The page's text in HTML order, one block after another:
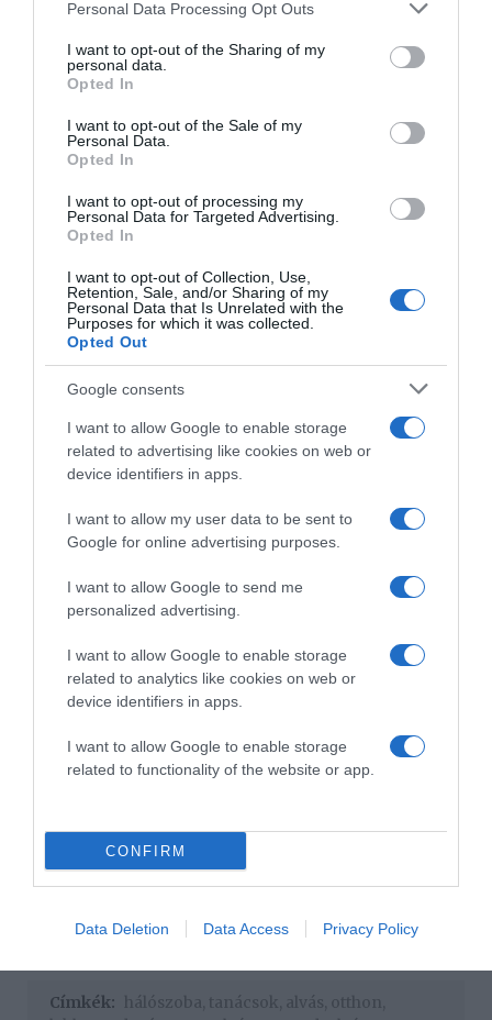
not limited to your visit or usage behaviour. You may click to
grant or deny consent to Google and its third-party tags to
use your data for below specified purposes in below Google
consent section.
Personal Data Processing Opt Outs
I want to opt-out of the Sharing of my
personal data.
Opted In
I want to opt-out of the Sale of my
Personal Data.
Opted In
I want to opt-out of processing my
Personal Data for Targeted Advertising.
Opted In
I want to opt-out of Collection, Use,
Retention, Sale, and/or Sharing of my
Personal Data that Is Unrelated with the
Purposes for which it was collected.
Opted Out
Google consents
I want to allow Google to enable storage
related to advertising like cookies on web or
device identifiers in apps.
I want to allow my user data to be sent to
Google for online advertising purposes.
I want to allow Google to send me
personalized advertising.
I want to allow Google to enable storage
related to analytics like cookies on web or
device identifiers in apps.
I want to allow Google to enable storage
related to functionality of the website or app.
CONFIRM
Data Deletion Data Access Privacy Policy
Otthoni iroda
Jó dolog a home office, azonban az íróasztal, laptop,
munkahelyi telefon, jegyzetek vagy mappák, de még az
edzéshez használt elliptikus gép is alvást zavaró
tényezők. A hálószobában célunk a pihenés és a
pihentető alvás, nem a munka vagy a fogyás. Ha viszont
folyton látjuk az ezekhez szükséges eszközeink, az
nyugtalanná teszi gondolatainkat.
Forrás: Activebeauty
Megosztás: Facebook Twitter Pinterest
Címkék: hálószoba tanácsok alvás otthon